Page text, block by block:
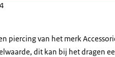
piercing van het merk
dit kan bij het dragen